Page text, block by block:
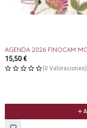
AGENDA 2026 FINOCAM
15,50€
(0 Valoraciones)